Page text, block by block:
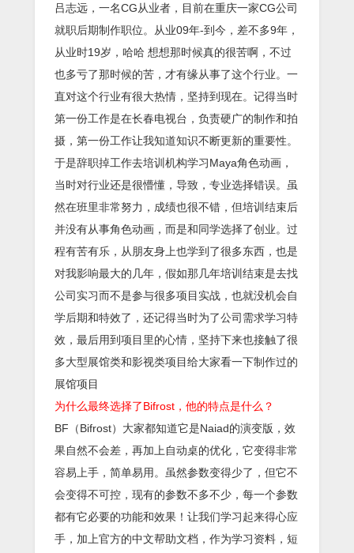
吕志远，一名CG从业者，目前在重庆一家CG公司
就职后期制作职位。从业09年-到今，差不多9年，
从业时19岁，哈哈 想想那时候真的很苦啊，不过
也多亏了那时候的苦，才有缘从事了这个行业。一
直对这个行业有很大热情，坚持到现在。记得当时
第一份工作是在长春电视台，负责硬广的制作和拍
摄，第一份工作让我知道知识不断更新的重要性。
于是辞职掉工作去培训机构学习Maya角色动画，
当时对行业还是很懵懂，导致，专业选择错误。虽
然在班里非常努力，成绩也很不错，但培训结束后
并没有从事角色动画，而是和同学选择了创业。过
程有苦有乐，从朋友身上也学到了很多东西，也是
对我影响最大的几年，假如那几年培训结束是去找
公司实习而不是参与很多项目实战，也就没机会自
学后期和特效了，还记得当时为了公司需求学习特
效，最后用到项目里的心情，坚持下来也接触了很
多大型展馆类和影视类项目给大家看一下制作过的
展馆项目
为什么最终选择了Bifrost，他的特点是什么？
BF（Bifrost）大家都知道它是Naiad的演变版，效
果自然不会差，再加上自动桌的优化，它变得非常
容易上手，简单易用。虽然参数变得少了，但它不
会变得不可控，现有的参数不多不少，每一个参数
都有它必要的功能和效果！让我们学习起来得心应
手，加上官方的中文帮助文档，作为学习资料，短